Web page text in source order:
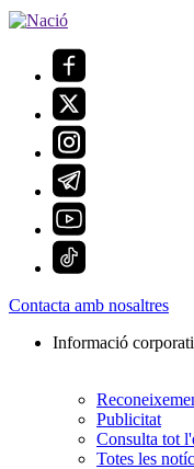
Contacta amb nosaltres
Informació
Publicitat
Consulta tot
Totes les